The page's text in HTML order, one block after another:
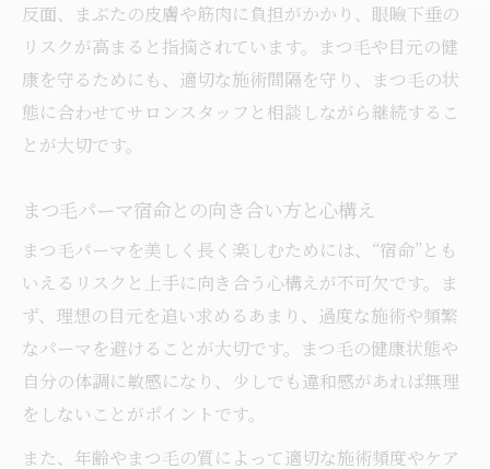
まつ毛パーマで後悔しないためのサロン選
び
まつ毛パーマ施術前に確認すべきポイント
まつ毛パーマをやめた方がよいケースを知
る
まつ毛パーマで失敗しない選択のコツ
反面、まぶたの皮膚や筋肉に負担がかかり、眼瞼下垂の
リスクが高まると指摘されています。まつ毛や目元の健
康を守るためにも、適切な施術間隔を守り、まつ毛の状
態に合わせてサロンスタッフと相談しながら継続するこ
とが大切です。
まつ毛パーマ宿命との向き合い方と心構え
まつ毛パーマを美しく長く楽しむためには、“宿命”とも
いえるリスクと上手に向き合う心構えが不可欠です。ま
ず、理想の目元を追い求めるあまり、過度な施術や頻繁
なパーマを避けることが大切です。まつ毛の健康状態や
自分の体調に敏感になり、少しでも違和感があれば無理
をしないことがポイントです。
また、年齢やまつ毛の質によって適切な施術頻度やケア